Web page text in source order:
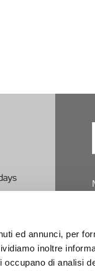
ed annunci, per
inoltre
di analisi